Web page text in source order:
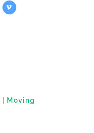
Moving